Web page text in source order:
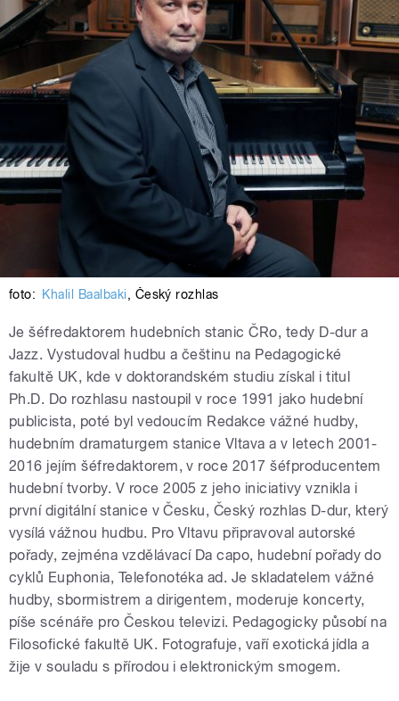
foto: Khalil Baalbaki, Český rozhlas
Je šéfredaktorem hudebních stanic ČRo, tedy D-dur a
Jazz. Vystudoval hudbu a češtinu na Pedagogické
fakultě UK, kde v doktorandském studiu získal i titul
Ph.D. Do rozhlasu nastoupil v roce 1991 jako hudební
publicista, poté byl vedoucím Redakce vážné hudby,
hudebním dramaturgem stanice Vltava a v letech 2001-
2016 jejím šéfredaktorem, v roce 2017 šéfproducentem
hudební tvorby. V roce 2005 z jeho iniciativy vznikla i
první digitální stanice v Česku, Český rozhlas D-dur, který
vysílá vážnou hudbu. Pro Vltavu připravoval autorské
pořady, zejména vzdělávací Da capo, hudební pořady do
cyklů Euphonia, Telefonotéka ad. Je skladatelem vážné
hudby, sbormistrem a dirigentem, moderuje koncerty,
píše scénáře pro Českou televizi. Pedagogicky působí na
Filosofické fakultě UK. Fotografuje, vaří exotická jídla a
žije v souladu s přírodou i elektronickým smogem.